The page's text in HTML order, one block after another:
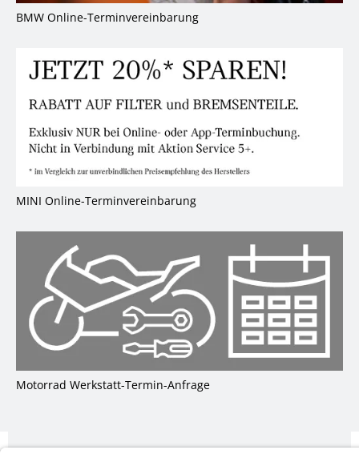
BMW Online-Terminvereinbarung
MINI Online-Terminvereinbarung
Motorrad Werkstatt-Termin-Anfrage